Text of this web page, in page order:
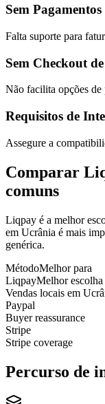
Sem
Falta suporte para
Sem Checkout
Não facilita opções de
Requisitos de
Assegure a
Comparar
comuns
Liqpay é a melhor
em Ucrânia é mais
genérica.
MétodoMelhor para
LiqpayMelhor escolha
Vendas locais em
Paypal
Buyer reassurance
Stripe
Stripe coverage
Percurso de